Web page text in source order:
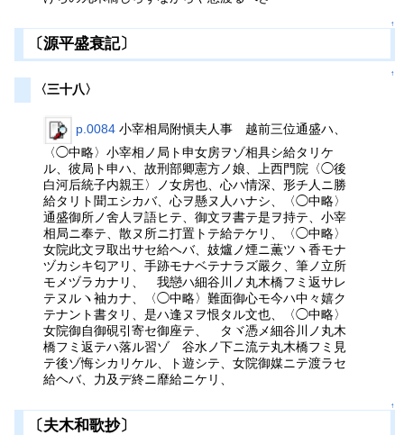
↑
〔源平盛衰記〕
↑
〈三十八〉
p.0084 小宰相局附愼夫人事 越前三位通盛ハ、
〈◯中略〉小宰相ノ局ト申女房ヲゾ相具シ給タリケ
ル、彼局ト申ハ、故刑部卿憲方ノ娘、上西門院〈◯後
白河后統子内親王〉ノ女房也、心ハ情深、形チ人ニ勝
給タリト聞エシカバ、心ヲ懸ヌ人ハナシ、〈◯中略〉
通盛御所ノ舍人ヲ語ヒテ、御文ヲ書テ是ヲ持テ、小宰
相局ニ奉テ、散ヌ所ニ打置トテ給テケリ、〈◯中略〉
女院此文ヲ取出サセ給ヘバ、妓爐ノ煙ニ薫ツヽ香モナ
ヅカシキ匂アリ、手跡モナベテナラズ嚴ク、筆ノ立所
モメヅラカナリ、 我戀ハ細谷川ノ丸木橋フミ返サレ
テヌルヽ袖カナ、〈◯中略〉難面御心モ今ハ中々嬉ク
テナント書タリ、是ハ逢ヌヲ恨タル文也、〈◯中略〉
女院御自御硯引寄セ御座テ、 タヾ憑メ細谷川ノ丸木
橋フミ返テハ落ル習ゾ 谷水ノ下ニ流テ丸木橋フミ見
テ後ゾ悔シカリケル、ト遊シテ、女院御媒ニテ渡ラセ
給ヘバ、力及デ終ニ靡給ニケリ、
↑
〔夫木和歌抄〕